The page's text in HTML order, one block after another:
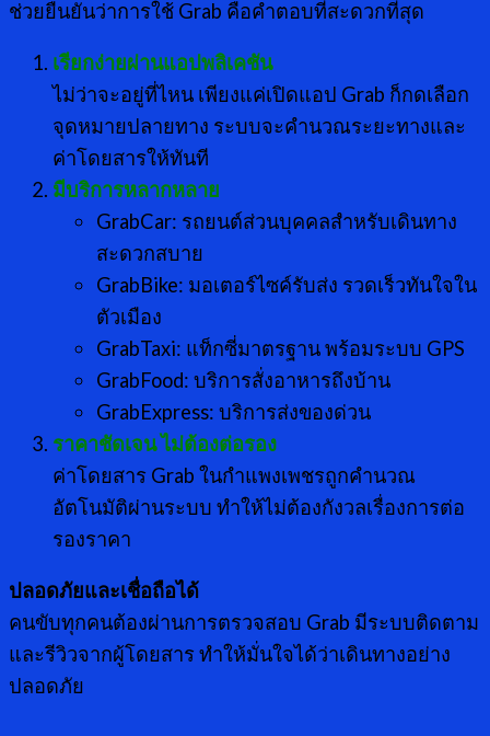
ช่วยยืนยันว่าการใช้ Grab คือคำตอบที่สะดวกที่สุด
เรียกง่ายผ่านแอปพลิเคชัน
ไม่ว่าจะอยู่ที่ไหน เพียงแค่เปิดแอป Grab ก็กดเลือก
จุดหมายปลายทาง ระบบจะคำนวณระยะทางและ
ค่าโดยสารให้ทันที
มีบริการหลากหลาย
GrabCar: รถยนต์ส่วนบุคคลสำหรับเดินทาง
สะดวกสบาย
GrabBike: มอเตอร์ไซค์รับส่ง รวดเร็วทันใจใน
ตัวเมือง
GrabTaxi: แท็กซี่มาตรฐาน พร้อมระบบ GPS
GrabFood: บริการสั่งอาหารถึงบ้าน
GrabExpress: บริการส่งของด่วน
ราคาชัดเจน ไม่ต้องต่อรอง
ค่าโดยสาร Grab ในกำแพงเพชรถูกคำนวณ
อัตโนมัติผ่านระบบ ทำให้ไม่ต้องกังวลเรื่องการต่อ
รองราคา
ปลอดภัยและเชื่อถือได้
คนขับทุกคนต้องผ่านการตรวจสอบ Grab มีระบบติดตาม
และรีวิวจากผู้โดยสาร ทำให้มั่นใจได้ว่าเดินทางอย่าง
ปลอดภัย